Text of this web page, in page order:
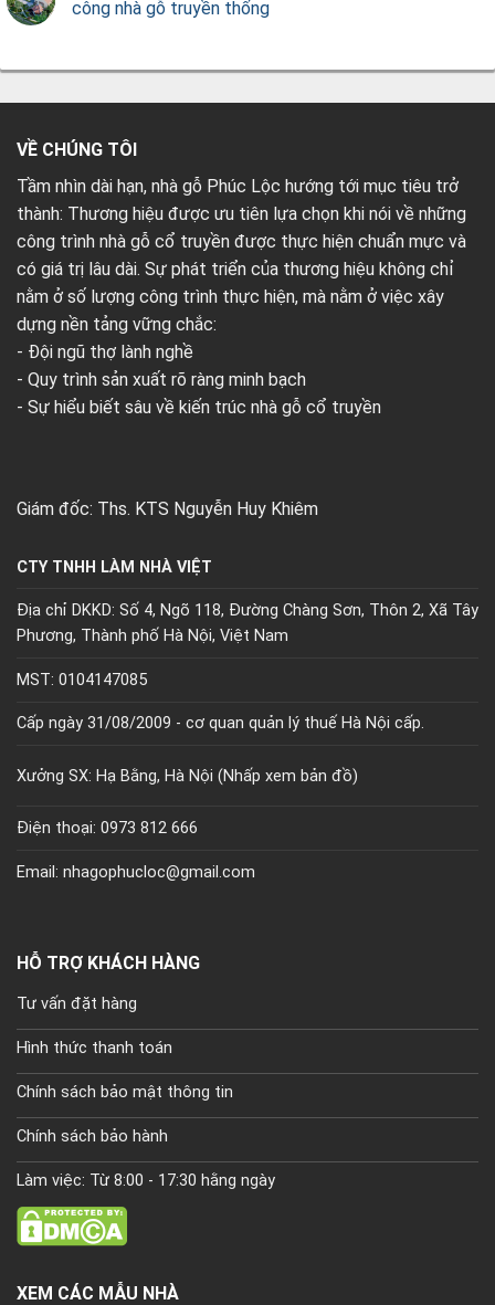
công nhà gỗ truyền thống
VỀ CHÚNG TÔI
Tầm nhìn dài hạn, nhà gỗ Phúc Lộc hướng tới mục tiêu trở
thành: Thương hiệu được ưu tiên lựa chọn khi nói về những
công trình nhà gỗ cổ truyền được thực hiện chuẩn mực và
có giá trị lâu dài. Sự phát triển của thương hiệu không chỉ
nằm ở số lượng công trình thực hiện, mà nằm ở việc xây
dựng nền tảng vững chắc:
- Đội ngũ thợ lành nghề
- Quy trình sản xuất rõ ràng minh bạch
- Sự hiểu biết sâu về kiến trúc nhà gỗ cổ truyền
Giám đốc: Ths. KTS Nguyễn Huy Khiêm
CTY TNHH LÀM NHÀ VIỆT
Địa chỉ DKKD: Số 4, Ngõ 118, Đường Chàng Sơn, Thôn 2, Xã Tây
Phương, Thành phố Hà Nội, Việt Nam
MST: 0104147085
Cấp ngày 31/08/2009 - cơ quan quản lý thuế Hà Nội cấp.
Xưởng SX: Hạ Bằng, Hà Nội (Nhấp xem bản đồ)
Điện thoại: 0973 812 666
Email: nhagophucloc@gmail.com
HỖ TRỢ KHÁCH HÀNG
Tư vấn đặt hàng
Hình thức thanh toán
Chính sách bảo mật thông tin
Chính sách bảo hành
Làm việc: Từ 8:00 - 17:30 hằng ngày
XEM CÁC MẪU NHÀ